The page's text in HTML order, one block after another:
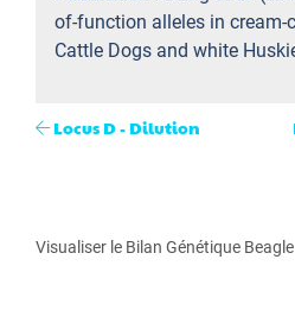
of-function alleles in cream-
Cattle Dogs and white
Locus D - Dilution
Visualiser le Bilan Génétique Beagle